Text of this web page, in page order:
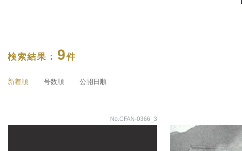
検索結果 : 9件
新着順 号数順 公開日順
No.CFAN-0366_3